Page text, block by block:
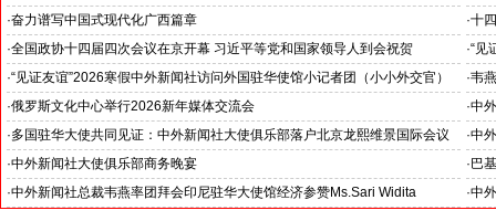
王毅外长记者会勾勒出中国与世界互动新方位
锚
·奋力谱写中国式现代化广西篇章
--中外新闻社2026全国两会报道之三
·十
--中
·全国政协十四届四次会议在京开幕 习近平等党和国家领导人到会祝贺
--中外新闻社2026全国两会报道之一
·“见
罗斯
·“见证友谊”2026寒假中外新闻社访问外国驻华使馆小记者团（小小外交官）
在北京举行开团仪式
-- 学习各国外交官的智慧、热情、友善和外交风范
·韦
·俄罗斯文化中心举行2026新年媒体交流会 ·中
·多国驻华大使共同见证：中外新闻社大使俱乐部落户北京龙熙维景国际会议
中心
·中
行
·中外新闻社大使俱乐部商务晚宴
东帝汶民主共和国驻华大使罗瑞•奥尔塔阁下访问中国国际期货股份有限公司
· 巴
·中外新闻社总裁韦燕率团拜会印尼驻华大使馆经济参赞Ms.Sari Widita
·中